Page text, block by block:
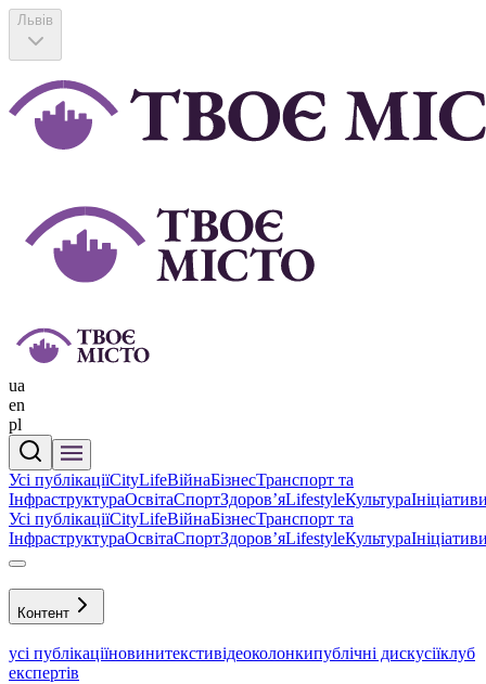
Львів
ua
en
pl
Усі публікаціїCityLifeВійнаБізнесТранспорт та
ІнфраструктураОсвітаСпортЗдоровʼяLifestyleКультура
Усі публікаціїCityLifeВійнаБізнесТранспорт та
ІнфраструктураОсвітаСпортЗдоровʼяLifestyleКультура
Контент
усі публікаціїновинитекстивідеоколонкипублічні дискусіїклуб
експертів